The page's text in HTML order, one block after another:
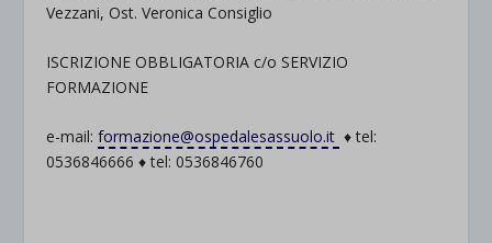
Vezzani, Ost. Veronica Consiglio
ISCRIZIONE OBBLIGATORIA c/o SERVIZIO
FORMAZIONE
e-mail:formazione@ospedalesassuolo.it ♦ tel:
0536846666 ♦ tel: 0536846760